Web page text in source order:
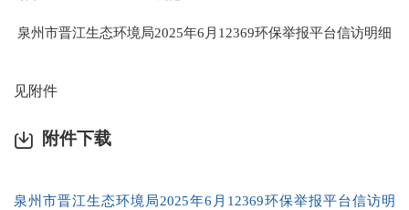
泉州市晋江生态环境局2025年6月12369环保举报平台信访明细
见附件
附件下载
泉州市晋江生态环境局2025年6月12369环保举报平台信访明